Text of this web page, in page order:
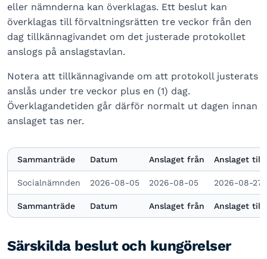
eller nämnderna kan överklagas. Ett beslut kan
överklagas till förvaltningsrätten tre veckor från den
dag tillkännagivandet om det justerade protokollet
anslogs på anslagstavlan.
Notera att tillkännagivande om att protokoll justerats
anslås under tre veckor plus en (1) dag.
Överklagandetiden går därför normalt ut dagen innan
anslaget tas ner.
Sammanträde Datum Anslaget från Anslaget till
Socialnämnden 2026-08-05 2026-08-05 2026-08-27
Sammanträde Datum Anslaget från Anslaget till
Särskilda beslut och kungörelser